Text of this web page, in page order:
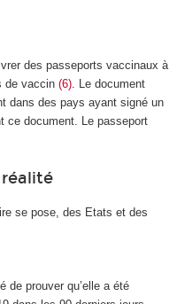
des passeports vaccinaux à
de vaccin (6). Le document
dans des pays ayant signé un
ce document. Le passeport
se pose, des Etats et des
de prouver qu’elle a été